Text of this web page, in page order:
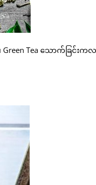
Green Tea သောက်ခြင်းက